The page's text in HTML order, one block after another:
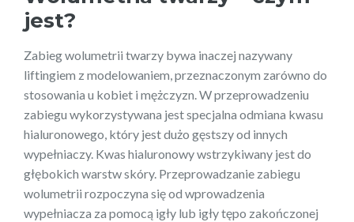
jest?
Zabieg wolumetrii twarzy bywa inaczej nazywany
liftingiem z modelowaniem, przeznaczonym zarówno do
stosowania u kobiet i mężczyzn. W przeprowadzeniu
zabiegu wykorzystywana jest specjalna odmiana kwasu
hialuronowego, który jest dużo gęstszy od innych
wypełniaczy. Kwas hialuronowy wstrzykiwany jest do
głębokich warstw skóry. Przeprowadzanie zabiegu
wolumetrii rozpoczyna się od wprowadzenia
wypełniacza za pomocą igły lub igły tępo zakończonej